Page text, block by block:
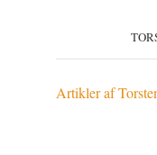
Artikler af